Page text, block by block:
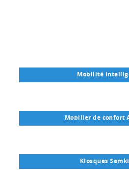
Mobilité
Mobilier de confort
Kiosques